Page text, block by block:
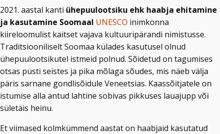
2021. aastal kanti ühepuulootsiku ehk haabja ehitamine
ja kasutamine Soomaal UNESCO inimkonna
kiireloomulist kaitset vajava kultuuripärandi nimistusse.
Traditsiooniliselt Soomaa külades kasutusel olnud
ühepuulootsikutel istmeid polnud. Sõidetud on tagumises
otsas püsti seistes ja pika mõlaga sõudes, mis näeb välja
päris sarnane gondlisõidule Veneetsias. Kaassõitjatele on
istumise alla antud lahtine sobivas pikkuses lauajupp või
sületäis heinu.
Et viimased kolmkümmend aastat on haabjaid kasutatud